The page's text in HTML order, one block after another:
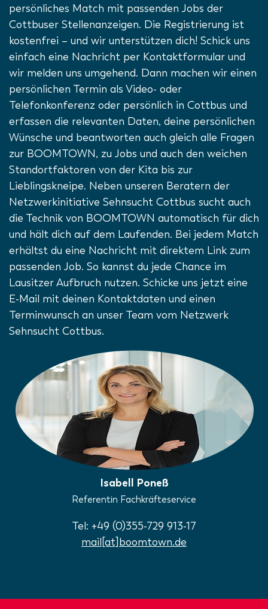
persönliches Match mit passenden Jobs der
Cottbuser Stellenanzeigen. Die Registrierung ist
kostenfrei – und wir unterstützen dich! Schick uns
einfach eine Nachricht per Kontaktformular und
wir melden uns umgehend. Dann machen wir einen
persönlichen Termin als Video- oder
Telefonkonferenz oder persönlich in Cottbus und
erfassen die relevanten Daten, deine persönlichen
Wünsche und beantworten auch gleich alle Fragen
zur BOOMTOWN, zu Jobs und auch den weichen
Standortfaktoren von der Kita bis zur
Lieblingskneipe. Neben unseren Beratern der
Netzwerkinitiative Sehnsucht Cottbus sucht auch
die Technik von BOOMTOWN automatisch für dich
und hält dich auf dem Laufenden. Bei jedem Match
erhältst du eine Nachricht mit direktem Link zum
passenden Job. So kannst du jede Chance im
Lausitzer Aufbruch nutzen. Schicke uns jetzt eine
E-Mail mit deinen Kontaktdaten und einen
Terminwunsch an unser Team vom Netzwerk
Sehnsucht Cottbus.
Isabell Poneß
Referentin Fachkräfteservice
Tel: +49 (0)355-729 913-17
mail[at]boomtown.de